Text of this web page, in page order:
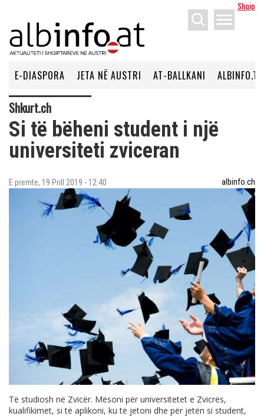
Shqip
menu
E-DIASPORA JETA NË AUSTRI AT-BALLKANI ALBINFO.TV
Shkurt.ch
Si të bëheni student i një
universiteti zviceran
E premte, 19 Prill 2019 - 12:40 albinfo.ch
Të studiosh në Zvicër. Mësoni për universitetet e Zvicrës,
kualifikimet, si të aplikoni, ku të jetoni dhe për jetën si student,